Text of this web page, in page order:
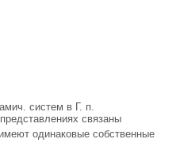
систем в Г. п.
связаны
имеют одинаковые собственные